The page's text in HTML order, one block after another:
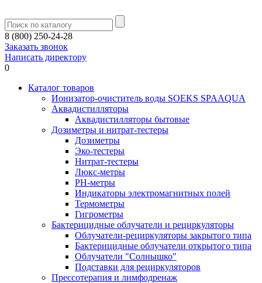
8 (800) 250-24-28
Заказать звонок
Написать директору
0
Каталог товаров
Ионизатор-очиститель воды SOEKS SPAAQUA
Аквадистилляторы
Аквадистилляторы бытовые
Дозиметры и нитрат-тестеры
Дозиметры
Эко-тестеры
Нитрат-тестеры
Люкс-метры
РН-метры
Индикаторы электромагнитных полей
Термометры
Гигрометры
Бактерицидные облучатели и рециркуляторы
Облучатели-рециркуляторы закрытого типа
Бактерицидные облучатели открытого типа
Облучатели "Солнышко"
Подставки для рециркуляторов
Прессотерапия и лимфодренаж